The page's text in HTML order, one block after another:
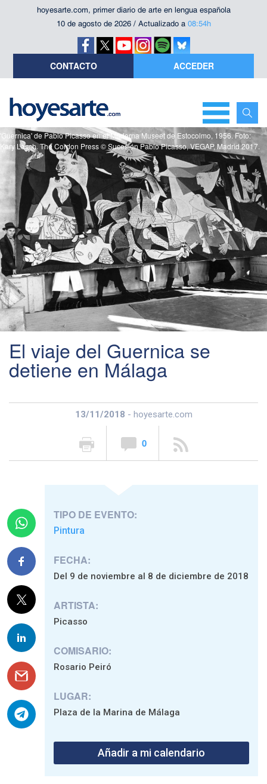
hoyesarte.com, primer diario de arte en lengua española
10 de agosto de 2026 / Actualizado a 08:54h
CONTACTO ACCEDER
'Guernica' de Pablo Picasso en el Moderna Museet de Estocolmo, 1956. Foto:
Kary Lasch. The Cordon Press © Sucesión Pablo Picasso, VEGAP, Madrid 2017.
El viaje del Guernica se
detiene en Málaga
13/11/2018 - hoyesarte.com
0
TIPO DE EVENTO:
Pintura
FECHA:
Del 9 de noviembre al 8 de diciembre de 2018
ARTISTA:
Picasso
COMISARIO:
Rosario Peiró
LUGAR:
Plaza de la Marina de Málaga
Añadir a mi calendario